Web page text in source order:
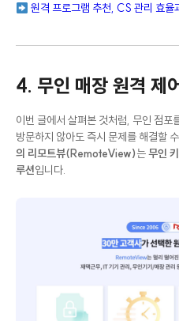
원격 프로그램 추천, CS 관리 효율
4. 무인 매장 원격 제
이번 글에서 살펴본 것처럼, 무인 점포
방문하지 않아도 즉시 문제를 해결할
의 리모트뷰(RemoteView)는무인
루션입니다.